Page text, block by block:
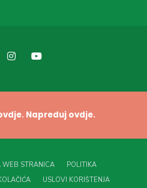
Napreduj ovdje.
WEB STRANICA
POLITIKA
USLOVI KORIŠTENJA